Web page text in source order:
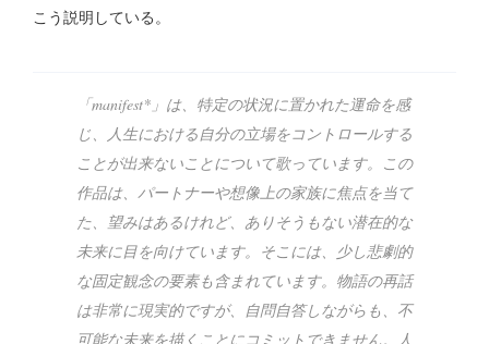
こう説明している。
「manifest*」は、特定の状況に置かれた運命を感
じ、人生における自分の立場をコントロールする
ことが出来ないことについて歌っています。この
作品は、パートナーや想像上の家族に焦点を当て
た、望みはあるけれど、ありそうもない潜在的な
未来に目を向けています。そこには、少し悲劇的
な固定観念の要素も含まれています。物語の再話
は非常に現実的ですが、自問自答しながらも、不
可能な未来を描くことにコミットできません。人